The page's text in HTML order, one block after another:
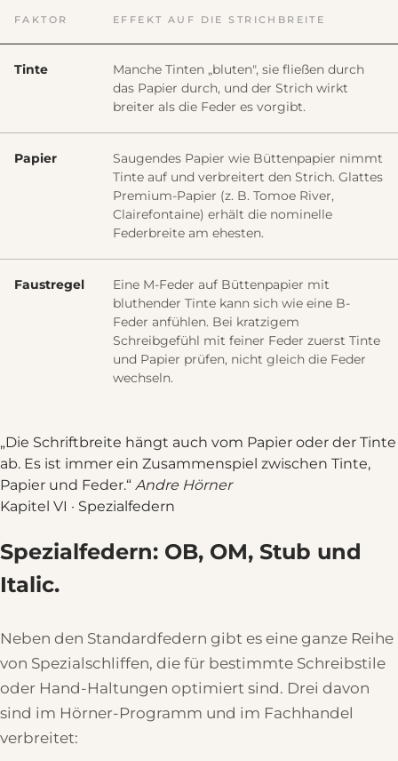
FAKTOR EFFEKT AUF DIE STRICHBREITE
Tinte
Manche Tinten „bluten", sie fließen durch
das Papier durch, und der Strich wirkt
breiter als die Feder es vorgibt.
Papier
Saugendes Papier wie Büttenpapier nimmt
Tinte auf und verbreitert den Strich. Glattes
Premium-Papier (z. B. Tomoe River,
Clairefontaine) erhält die nominelle
Federbreite am ehesten.
Faustregel
Eine M-Feder auf Büttenpapier mit
bluthender Tinte kann sich wie eine B-
Feder anfühlen. Bei kratzigem
Schreibgefühl mit feiner Feder zuerst Tinte
und Papier prüfen, nicht gleich die Feder
wechseln.
Die Schriftbreite hängt auch vom Papier oder der Tinte
ab. Es ist immer ein Zusammenspiel zwischen Tinte,
Papier und Feder. Andre Hörner
Kapitel VI · Spezialfedern
Spezialfedern: OB, OM, Stub und
Italic.
Neben den Standardfedern gibt es eine ganze Reihe
von Spezialschliffen, die für bestimmte Schreibstile
oder Hand-Haltungen optimiert sind. Drei davon
sind im Hörner-Programm und im Fachhandel
verbreitet: